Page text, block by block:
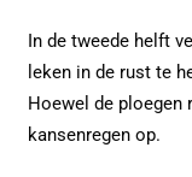
In de tweede helft
leken in de rust te
Hoewel de ploegen
kansenregen op.